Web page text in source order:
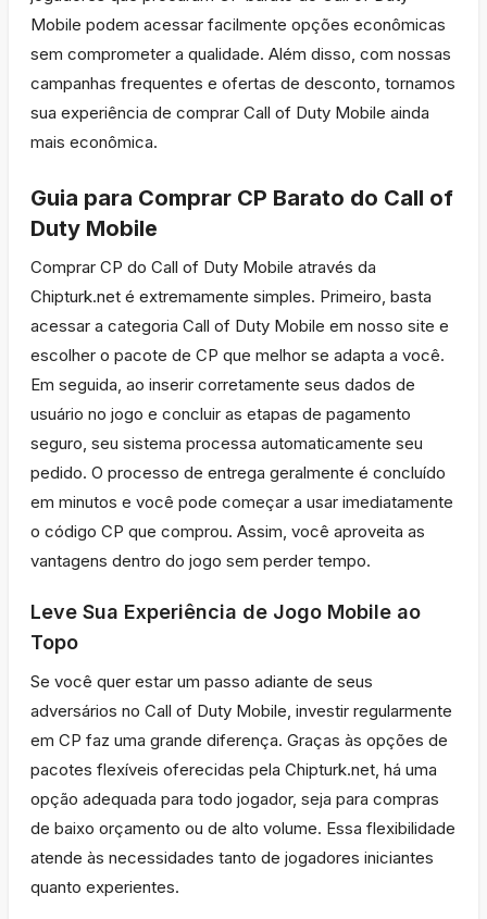
Mobile podem acessar facilmente opções econômicas
sem comprometer a qualidade. Além disso, com nossas
campanhas frequentes e ofertas de desconto, tornamos
sua experiência de comprar Call of Duty Mobile ainda
mais econômica.
Guia para Comprar CP Barato do Call of
Duty Mobile
Comprar CP do Call of Duty Mobile através da
Chipturk.net é extremamente simples. Primeiro, basta
acessar a categoria Call of Duty Mobile em nosso site e
escolher o pacote de CP que melhor se adapta a você.
Em seguida, ao inserir corretamente seus dados de
usuário no jogo e concluir as etapas de pagamento
seguro, seu sistema processa automaticamente seu
pedido. O processo de entrega geralmente é concluído
em minutos e você pode começar a usar imediatamente
o código CP que comprou. Assim, você aproveita as
vantagens dentro do jogo sem perder tempo.
Leve Sua Experiência de Jogo Mobile ao
Topo
Se você quer estar um passo adiante de seus
adversários no Call of Duty Mobile, investir regularmente
em CP faz uma grande diferença. Graças às opções de
pacotes flexíveis oferecidas pela Chipturk.net, há uma
opção adequada para todo jogador, seja para compras
de baixo orçamento ou de alto volume. Essa flexibilidade
atende às necessidades tanto de jogadores iniciantes
quanto experientes.